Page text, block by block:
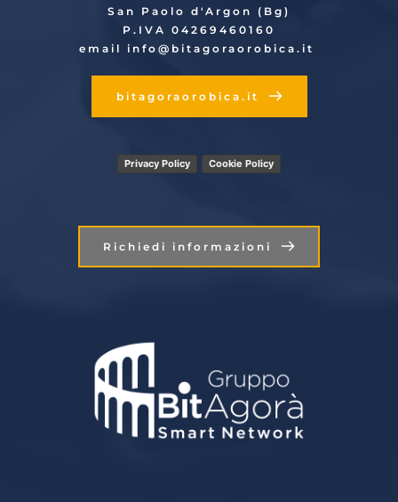
San Paolo d'Argon (Bg)
P.IVA 04269460160
email info @bitagoraorobica.it
bitagoraorobica.it
Privacy Policy Cookie Policy
Richiedi informazioni